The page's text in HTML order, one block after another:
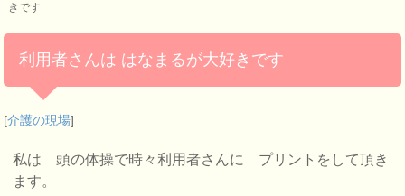
きです
利用者さんは はなまるが大好きです
[介護の現場]
私は 頭の体操で時々利用者さんに プリントをして頂き
ます。